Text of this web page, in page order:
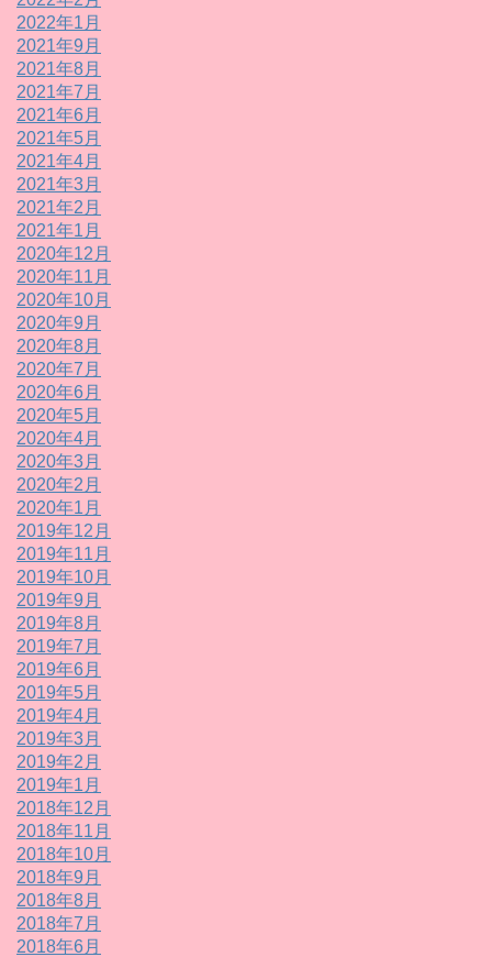
2022年1月
2021年9月
2021年8月
2021年7月
2021年6月
2021年5月
2021年4月
2021年3月
2021年2月
2021年1月
2020年12月
2020年11月
2020年10月
2020年9月
2020年8月
2020年7月
2020年6月
2020年5月
2020年4月
2020年3月
2020年2月
2020年1月
2019年12月
2019年11月
2019年10月
2019年9月
2019年8月
2019年7月
2019年6月
2019年5月
2019年4月
2019年3月
2019年2月
2019年1月
2018年12月
2018年11月
2018年10月
2018年9月
2018年8月
2018年7月
2018年6月